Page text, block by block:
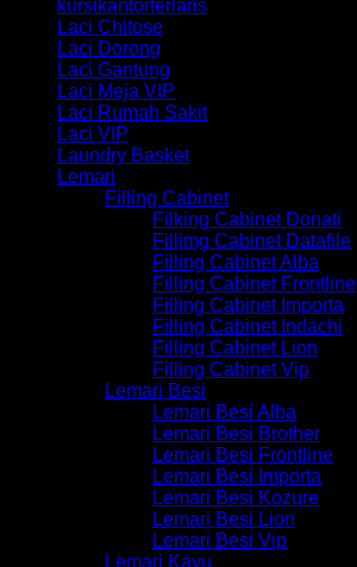
kursikantorterlaris
Laci Chitose
Laci Dorong
Laci Gantung
Laci Meja VIP
Laci Rumah Sakit
Laci VIP
Laundry Basket
Lemari
Filling Cabinet
Filking Cabinet Donati
Fillimg Cabinet Datafile
Filling Cabinet Alba
Filling Cabinet Frontline
Filling Cabinet Importa
Filling Cabinet Indachi
Filling Cabinet Lion
Filling Cabinet Vip
Lemari Besi
Lemari Besi Alba
Lemari Besi Brother
Lemari Besi Frontline
Lemari Besi Importa
Lemari Besi Kozure
Lemari Besi Lion
Lemari Besi Vip
Lemari Kayu